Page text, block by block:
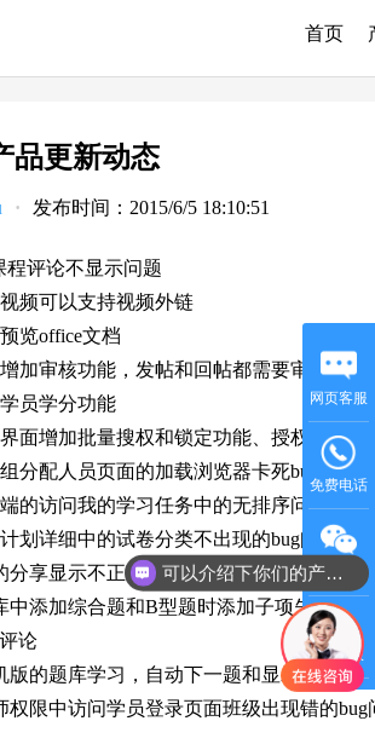
首页
品更新动态
· 发布时间：2015/6/5 18:10:51
评论不显示问题
可以支持视频外链
office文档
审核功能，发帖和回帖都需要审核，并
员学分功能
增加批量搜权和锁定功能、授权后自动
配人员页面的加载浏览器卡死bug问题
访问我的学习任务中的无排序问题
详细中的试卷分类不出现的bug问题
享显示不正确的问题
添加综合题和B型题时添加子项失败bug
论
的题库学习，自动下一题和显示答案的
限中访问学员登录页面班级出现错的bug
网页客服
免费电话
微信沟通
QQ客服
可以介绍下你们的产品么